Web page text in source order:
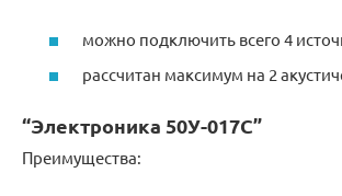
можно подключить всего 4
рассчитан максимум на 2
“Электроника 50У-017С”
Преимущества: